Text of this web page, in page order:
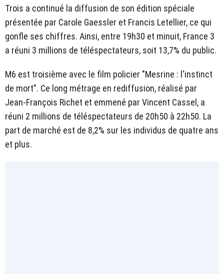
Trois a continué la diffusion de son édition spéciale
présentée par Carole Gaessler et Francis Letellier, ce qui
gonfle ses chiffres. Ainsi, entre 19h30 et minuit, France 3
a réuni 3 millions de téléspectateurs, soit 13,7% du public.
M6 est troisième avec le film policier "Mesrine : l'instinct
de mort". Ce long métrage en rediffusion, réalisé par
Jean-François Richet et emmené par Vincent Cassel, a
réuni 2 millions de téléspectateurs de 20h50 à 22h50. La
part de marché est de 8,2% sur les individus de quatre ans
et plus.